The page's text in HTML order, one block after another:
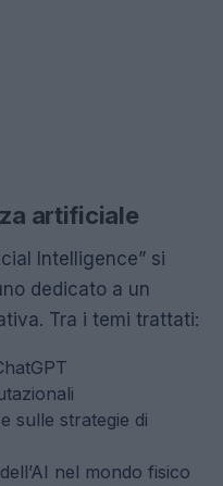
artificiale
Intelligence” si
dedicato a un
Tra i temi trattati:
sulle strategie di
nel mondo fisico